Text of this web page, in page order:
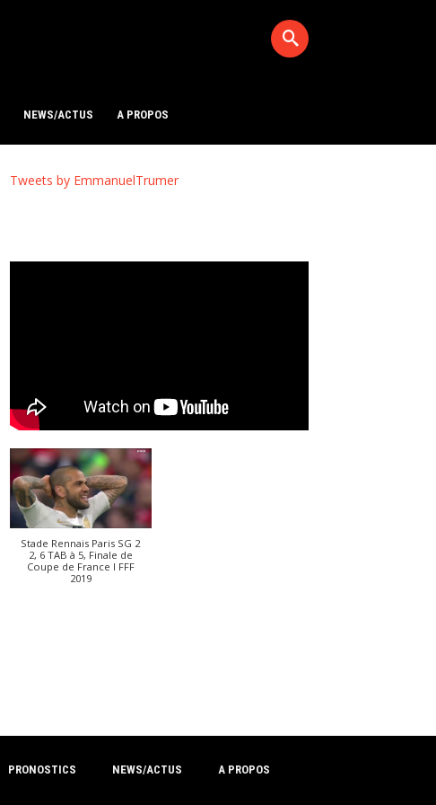
NEWS/ACTUS A PROPOS
Tweets by EmmanuelTrumer
Stade Rennais Paris SG 2
2, 6 TAB à 5, Finale de
Coupe de France I FFF
2019
PRONOSTICS NEWS/ACTUS A PROPOS